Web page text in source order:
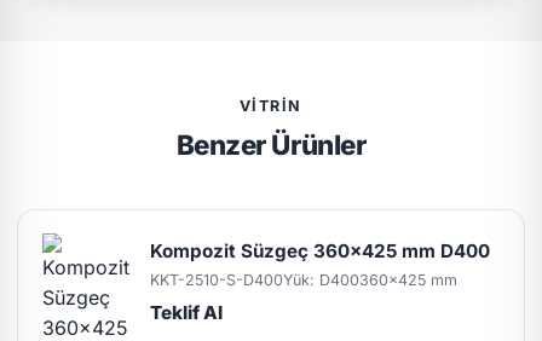
VITRIN
Benzer Ürünler
Kompozit Süzgeç 360x425 mm D400
KKT-2510-S-D400Yük: D400360x425 mm
Teklif Al